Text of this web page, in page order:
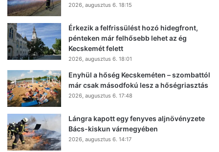
2026, augusztus 6. 18:15
Érkezik a felfrissülést hozó hidegfront,
pénteken már felhősebb lehet az ég
Kecskemét felett
2026, augusztus 6. 18:01
Enyhül a hőség Kecskeméten – szombattól
már csak másodfokú lesz a hőségriasztás
2026, augusztus 6. 17:48
Lángra kapott egy fenyves aljnövényzete
Bács-kiskun vármegyében
2026, augusztus 6. 14:17